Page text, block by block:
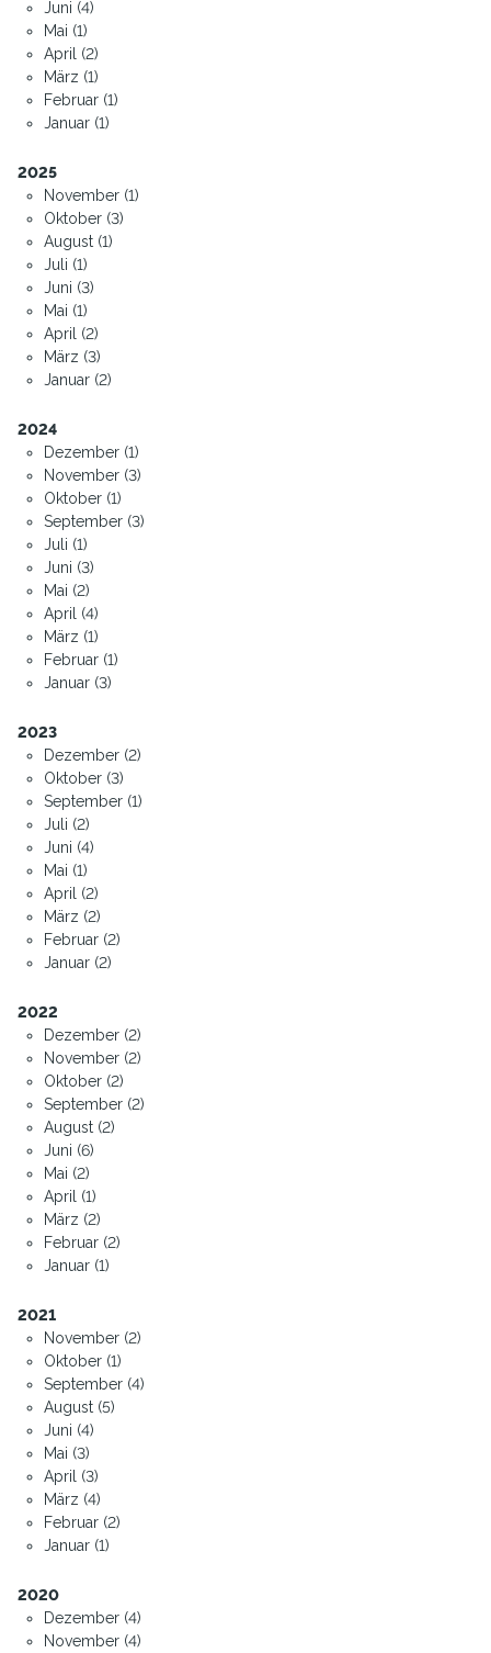
Juni (4)
Mai (1)
April (2)
März (1)
Februar (1)
Januar (1)
2025
November (1)
Oktober (3)
August (1)
Juli (1)
Juni (3)
Mai (1)
April (2)
März (3)
Januar (2)
2024
Dezember (1)
November (3)
Oktober (1)
September (3)
Juli (1)
Juni (3)
Mai (2)
April (4)
März (1)
Februar (1)
Januar (3)
2023
Dezember (2)
Oktober (3)
September (1)
Juli (2)
Juni (4)
Mai (1)
April (2)
März (2)
Februar (2)
Januar (2)
2022
Dezember (2)
November (2)
Oktober (2)
September (2)
August (2)
Juni (6)
Mai (2)
April (1)
März (2)
Februar (2)
Januar (1)
2021
November (2)
Oktober (1)
September (4)
August (5)
Juni (4)
Mai (3)
April (3)
März (4)
Februar (2)
Januar (1)
2020
Dezember (4)
November (4)